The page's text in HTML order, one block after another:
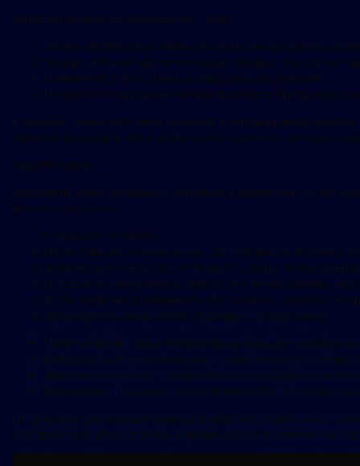
Конфликт интересов наблюдается, когда:
Личное противостоит общественному или конфликты
Личные желания идут в противовес профессиональным
Появляется у группы лиц конкурентные полномочия.
Появляется нарушение беспристрастности при
К примеру, может наступить конфликт в ситуации, когда
является руководителем одной из сфер компании, которая
перейти наверх
Конфликты нужно разрешать, поскольку в противном случае
варианты решения:
Отказаться от борьбы.
Вести открытое соревнование, где победитель получает
Добровольно отказаться от предмета спора, чтобы
Искать пути компромисса, вместо того чтобы спорить.
Вести конфликт в положительном настрое, спокойно,
Урегулировать конфликт в следующих направлениях:
Превентивный – когда человек предотвращает
Метод раскрытия информации – когда оппоненты
Добровольный отказ – когда оппонент отказывается
Мониторинг – решение споров возлагается на третьих
От конфликтных ситуаций нужно избавляться, поскольку их
расстройств на фоне стресса и эмоционального напряжения.